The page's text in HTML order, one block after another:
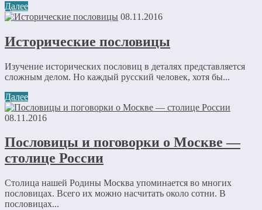
Далее
08.11.2016
Исторические пословицы
Изучение исторических пословиц в деталях представляется
сложным делом. Но каждый русский человек, хотя бы...
Далее
08.11.2016
Пословицы и поговорки о Москве —
столице России
Столица нашей Родины Москва упоминается во многих
пословицах. Всего их можно насчитать около сотни. В
пословицах...